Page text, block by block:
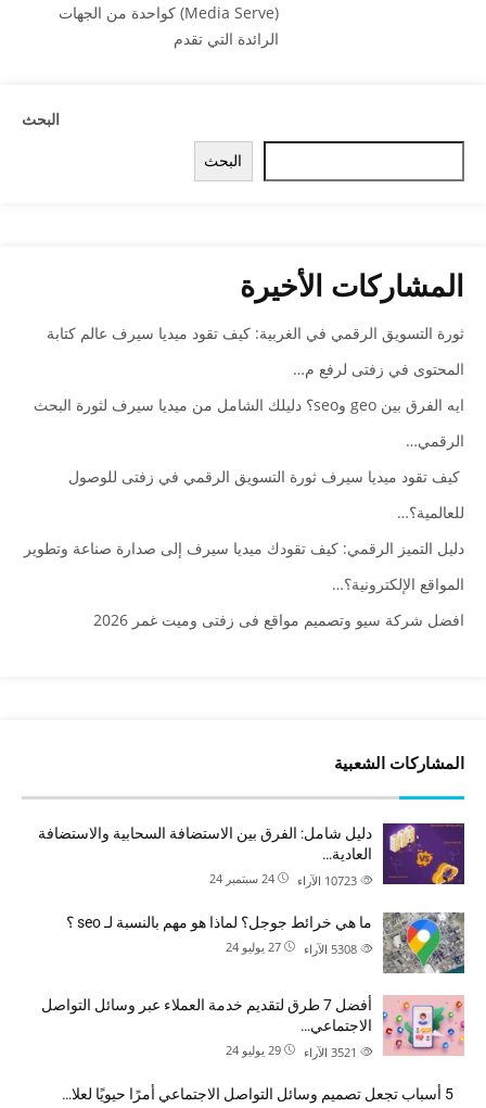
(Media Serve) كواحدة من الجهات
الرائدة التي تقدم
البحث
البحث
المشاركات الأخيرة
ثورة التسويق الرقمي في الغربية: كيف تقود ميديا سيرف عالم كتابة
المحتوى في زفتى لرفع م…
ايه الفرق بين geo وseo؟ دليلك الشامل من ميديا سيرف لثورة البحث
الرقمي…
كيف تقود ميديا سيرف ثورة التسويق الرقمي في زفتى للوصول
للعالمية؟…
دليل التميز الرقمي: كيف تقودك ميديا سيرف إلى صدارة صناعة وتطوير
المواقع الإلكترونية؟…
افضل شركة سيو وتصميم مواقع فى زفتى وميت غمر 2026
المشاركات الشعبية
دليل شامل: الفرق بين الاستضافة السحابية والاستضافة
العادية…
24 سبتمبر 24 الآراء
ما هي خرائط جوجل؟ لماذا هو مهم بالنسبة لـ seo ؟
27 يوليو 24 الآراء
أفضل 7 طرق لتقديم خدمة العملاء عبر وسائل التواصل
الاجتماعي…
29 يوليو 24 الآراء
5 أسباب تجعل تصميم وسائل التواصل الاجتماعي أمرًا حيويًا لعلا…